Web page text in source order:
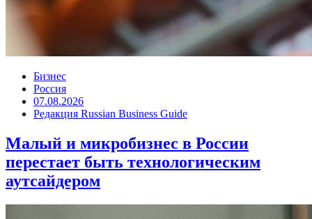
Бизнес
Россия
07.08.2026
Редакция Russian Business Guide
Малый и микробизнес в России
перестает быть технологическим
аутсайдером